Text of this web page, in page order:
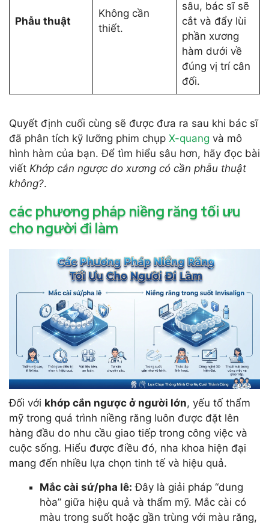
Phẫu thuật
Không cần
thiết.
sâu, bác sĩ sẽ
cắt và đẩy lùi
phần xương
hàm dưới về
đúng vị trí cân
đối.
Quyết định cuối cùng sẽ được đưa ra sau khi bác sĩ
đã phân tích kỹ lưỡng phim chụp X-quang và mô
hình hàm của bạn. Để tìm hiểu sâu hơn, hãy đọc bài
viết Khớp cắn ngược do xương có cần phẫu thuật
không?.
các phương pháp niềng răng tối ưu
cho người đi làm
Đối với khớp cắn ngược ở người lớn, yếu tố thẩm
mỹ trong quá trình niềng răng luôn được đặt lên
hàng đầu do nhu cầu giao tiếp trong công việc và
cuộc sống. Hiểu được điều đó, nha khoa hiện đại
mang đến nhiều lựa chọn tinh tế và hiệu quả.
Mắc cài sứ/pha lê: Đây là giải pháp “dung
hòa” giữa hiệu quả và thẩm mỹ. Mắc cài có
màu trong suốt hoặc gần trùng với màu răng,